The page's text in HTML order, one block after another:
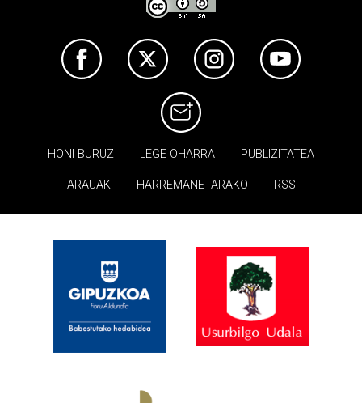
HONI BURUZ LEGE OHARRA PUBLIZITATEA
ARAUAK HARREMANETARAKO RSS